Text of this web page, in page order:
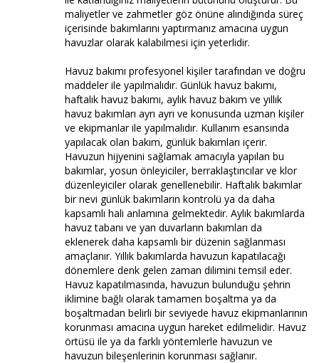
maliyetler ve zahmetler göz önüne alındığında süreç
içerisinde bakımlarını yaptırmanız amacına uygun
havuzlar olarak kalabilmesi için yeterlidir.
Havuz bakımı profesyonel kişiler tarafından ve doğru
maddeler ile yapılmalıdır. Günlük havuz bakımı,
haftalık havuz bakımı, aylık havuz bakım ve yıllık
havuz bakımları ayrı ayrı ve konusunda uzman kişiler
ve ekipmanlar ile yapılmalıdır. Kullanım esansında
yapılacak olan bakım, günlük bakımları içerir.
Havuzun hijyenini sağlamak amacıyla yapılan bu
bakımlar, yosun önleyiciler, berraklaştırıcılar ve klor
düzenleyiciler olarak genellenebilir. Haftalık bakımlar
bir nevi günlük bakımların kontrolü ya da daha
kapsamlı hali anlamına gelmektedir. Aylık bakımlarda
havuz tabanı ve yan duvarların bakımları da
eklenerek daha kapsamlı bir düzenin sağlanması
amaçlanır. Yıllık bakımlarda havuzun kapatılacağı
dönemlere denk gelen zaman dilimini temsil eder.
Havuz kapatılmasında, havuzun bulunduğu şehrin
iklimine bağlı olarak tamamen boşaltma ya da
boşaltmadan belirli bir seviyede havuz ekipmanlarının
korunması amacına uygun hareket edilmelidir. Havuz
örtüsü ile ya da farklı yöntemlerle havuzun ve
havuzun bileşenlerinin korunması sağlanır.